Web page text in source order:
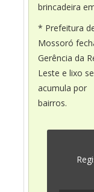
brincadeira
* Prefeitura
Mossoró
Gerência da
Leste e lixo se
acumula por
bairros.